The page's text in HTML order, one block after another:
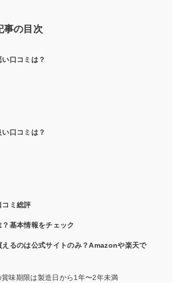
事の目次
口コミは？
口コミは？
コミ総評
基本情報をチェック
るのは公式サイトのみ？Amazonや楽天で
味期限は製造日から1年〜2年未満